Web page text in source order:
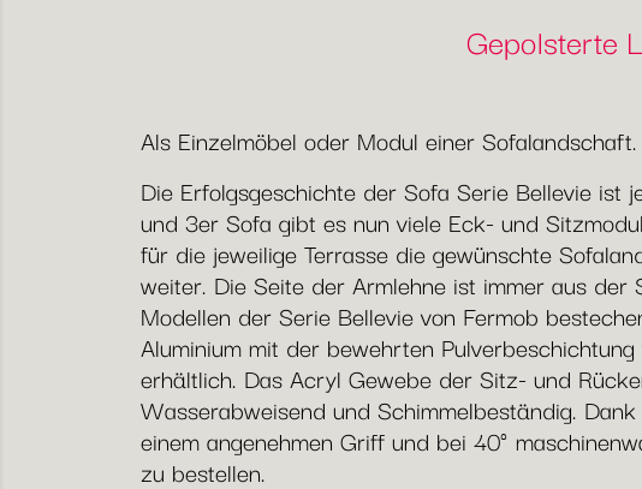
Gepolsterte
Als Einzelmöbel oder Modul einer Sofalandschaft.
Die Erfolgsgeschichte der Sofa Serie Bellevie
und 3er Sofa gibt es nun viele Eck- und
für die jeweilige Terrasse die gewünschte
weiter. Die Seite der Armlehne ist immer aus
Modellen der Serie Bellevie von Fermob
Aluminium mit der bewehrten
erhältlich. Das Acryl Gewebe der Sitz- und
Wasserabweisend und Schimmelbeständig.
einem angenehmen Griff und bei 40°
zu bestellen.